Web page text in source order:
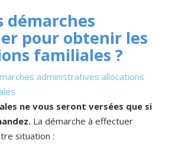
démarches
pour obtenir les
familiales ?
ne vous seront versées que si
La démarche à effectuer
situation :